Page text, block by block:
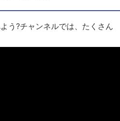
う?チャンネルでは、たくさん